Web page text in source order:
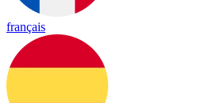
français